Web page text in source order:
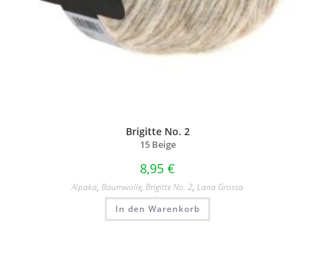
Brigitte No. 2
15 Beige
8,95 €
Alpaka, Baumwolle, Brigitte No. 2, Lana Grossa
In den Warenkorb